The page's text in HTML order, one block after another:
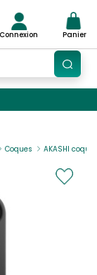
Connexion Panier
Coques AKASHI